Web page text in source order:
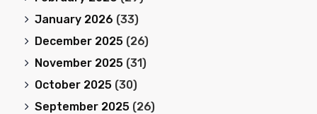
January 2026 (33)
December 2025 (26)
November 2025 (31)
October 2025 (30)
September 2025 (26)